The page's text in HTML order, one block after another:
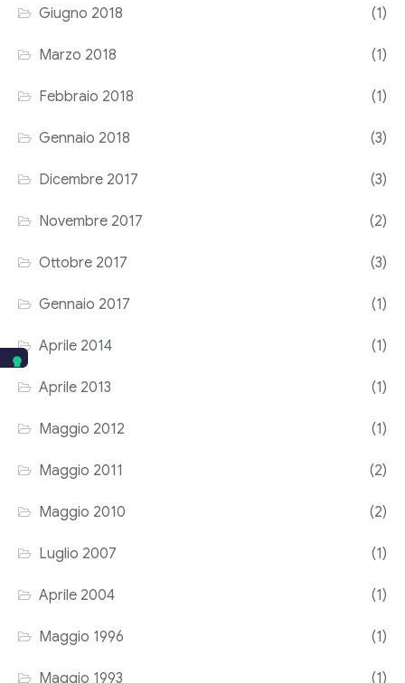
Giugno 2018 (1)
Marzo 2018 (1)
Febbraio 2018 (1)
Gennaio 2018 (3)
Dicembre 2017 (3)
Novembre 2017 (2)
Ottobre 2017 (3)
Gennaio 2017 (1)
Aprile 2014 (1)
Aprile 2013 (1)
Maggio 2012 (1)
Maggio 2011 (2)
Maggio 2010 (2)
Luglio 2007 (1)
Aprile 2004 (1)
Maggio 1996 (1)
Maggio 1993 (1)